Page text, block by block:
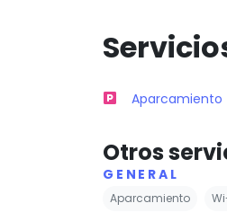
Aparcamiento
Otros
GENERAL
Aparcamiento